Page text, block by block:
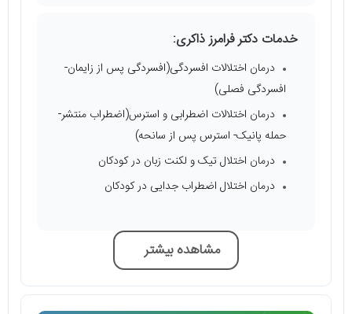
خدمات دکتر فرامرز ذاکری:
درمان اختلالات افسردگی(افسردگی پس از زایمان-
افسردگی فصلی)
درمان اختلالات اضطرابی و استرس(اضطراب منتشر-
حمله پانیک- استرس پس از سانحه)
درمان اختلال تیک و لکنت زبان در کودکان
درمان اختلال اضطراب جدایی در کودکان
مشاهده بیشتر